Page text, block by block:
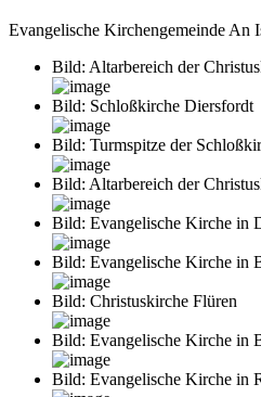
Evangelische Kirchengemeinde An
Bild: Altarbereich der
Bild: Schloßkirche Diersfordt
Bild: Turmspitze der
Bild: Altarbereich der
Bild: Evangelische Kirche in
Bild: Evangelische Kirche in
Bild: Christuskirche Flüren
Bild: Evangelische Kirche in
Bild: Evangelische Kirche in